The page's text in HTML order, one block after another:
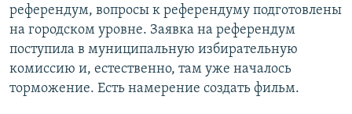
референдум, вопросы к референдуму подготовлены
на городском уровне. Заявка на референдум
поступила в муниципальную избирательную
комиссию и, естественно, там уже началось
торможение. Есть намерение создать фильм.